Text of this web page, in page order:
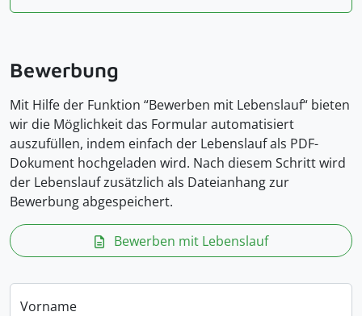
Bewerbung
Mit Hilfe der Funktion “Bewerben mit Lebenslauf“ bieten
wir die Möglichkeit das Formular automatisiert
auszufüllen, indem einfach der Lebenslauf als PDF-
Dokument hochgeladen wird. Nach diesem Schritt wird
der Lebenslauf zusätzlich als Dateianhang zur
Bewerbung abgespeichert.
Bewerben mit Lebenslauf
Vorname